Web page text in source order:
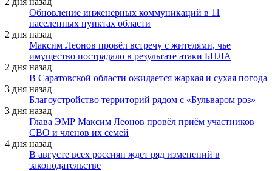
Обновление инженерных коммуникаций в 11
населенных пунктах области
2 дня назад
Максим Леонов провёл встречу с жителями, чье
имущество пострадало в результате атаки БПЛА
2 дня назад
В Саратовской области ожидается жаркая и сухая погода
3 дня назад
Благоустройство территорий рядом с «Бульваром роз»
3 дня назад
Глава ЭМР Максим Леонов провёл приём участников
СВО и членов их семей
4 дня назад
В августе всех россиян ждет ряд изменений в
законодательстве